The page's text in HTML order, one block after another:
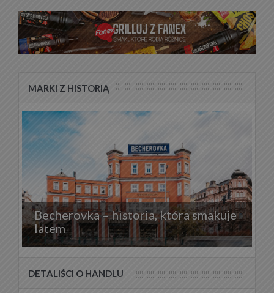
MARKI Z HISTORIĄ
Becherovka – historia, która smakuje
latem
DETALIŚCI O HANDLU